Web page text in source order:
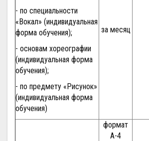
- по специальности
«Вокал» (индивидуальная
форма обучения);
- основам хореографии
(индивидуальная форма
обучения);
- по предмету «Рисунок»
(индивидуальная форма
обучения)
за месяц
формат
А-4